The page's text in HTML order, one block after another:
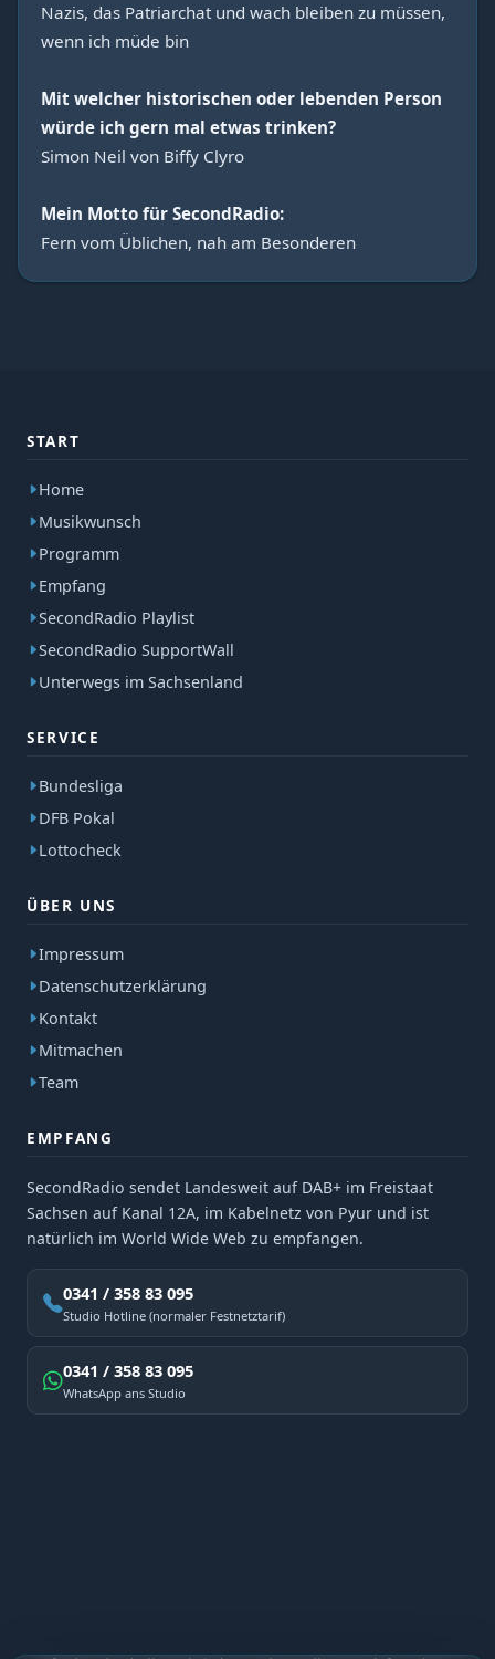
Nazis, das Patriarchat und wach bleiben zu müssen,
wenn ich müde bin
Mit welcher historischen oder lebenden Person
würde ich gern mal etwas trinken?
Simon Neil von Biffy Clyro
Mein Motto für SecondRadio:
Fern vom Üblichen, nah am Besonderen
START
Home
Musikwunsch
Programm
Empfang
SecondRadio Playlist
SecondRadio SupportWall
Unterwegs im Sachsenland
SERVICE
Bundesliga
DFB Pokal
Lottocheck
ÜBER UNS
Impressum
Datenschutzerklärung
Kontakt
Mitmachen
Team
EMPFANG
SecondRadio sendet Landesweit auf DAB+ im Freistaat
Sachsen auf Kanal 12A, im Kabelnetz von Pyur und ist
natürlich im World Wide Web zu empfangen.
0341 / 358 83 095
Studio Hotline (normaler Festnetztarif)
0341 / 358 83 095
WhatsApp ans Studio